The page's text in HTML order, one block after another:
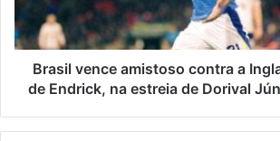
com
gol
de
Endrick,
Brasil vence amistoso contra a
de Endrick, na estreia de Dorival